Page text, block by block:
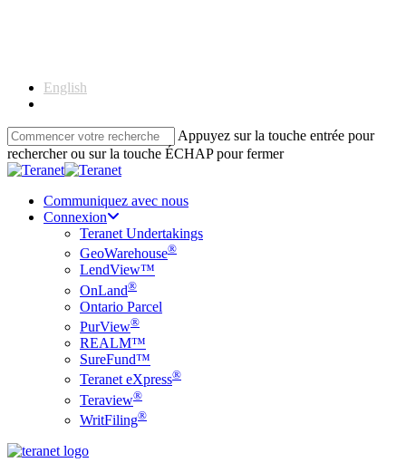
English
Appuyez sur la touche entrée pour
rechercher ou sur la touche ÉCHAP pour fermer
Close
Communiquez avec nous
Connexion
Teranet Undertakings
GeoWarehouse®
LendView™
OnLand®
Ontario Parcel
PurView®
REALM™
SureFund™
Teranet eXpress®
Teraview®
WritFiling®
Menu
search
Menu